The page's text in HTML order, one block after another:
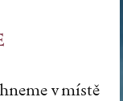
v místě